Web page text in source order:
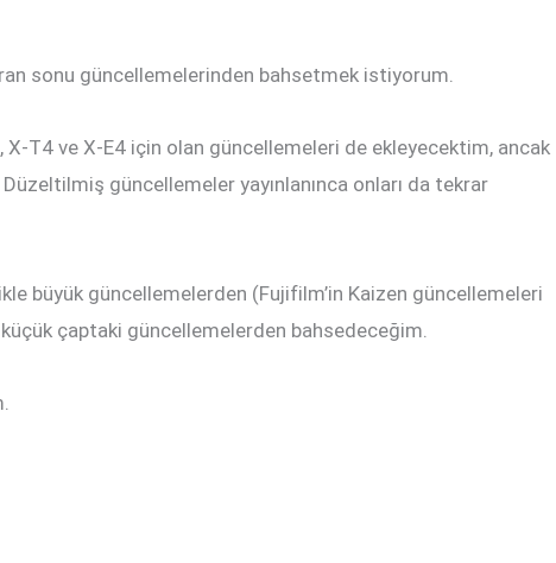
sonu güncellemelerinden bahsetmek istiyorum.
X-T4 ve X-E4 için olan güncellemeleri de ekleyecektim, ancak
Düzeltilmiş güncellemeler yayınlanınca onları da tekrar
büyük güncellemelerden (Fujifilm’in Kaizen güncellemeleri
çaptaki güncellemelerden bahsedeceğim.